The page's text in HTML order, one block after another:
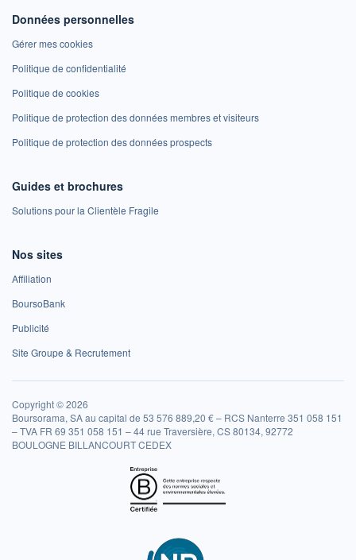
Données personnelles
Gérer mes cookies
Politique de confidentialité
Politique de cookies
Politique de protection des données membres et visiteurs
Politique de protection des données prospects
Guides et brochures
Solutions pour la Clientèle Fragile
Nos sites
Affiliation
BoursoBank
Publicité
Site Groupe & Recrutement
Copyright © 2026
Boursorama, SA au capital de 53 576 889,20 € – RCS Nanterre 351 058 151
– TVA FR 69 351 058 151 – 44 rue Traversière, CS 80134, 92772
BOULOGNE BILLANCOURT CEDEX